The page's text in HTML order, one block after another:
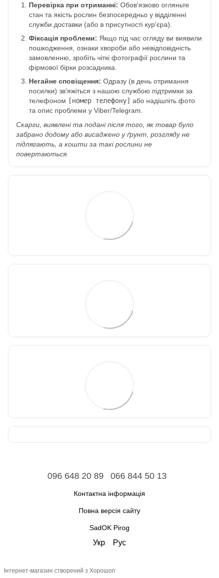
Перевірка при отриманні: Обов'язково огляньте
стан та якість рослин безпосередньо у відділенні
служби доставки (або в присутності кур'єра).
Фіксація проблеми: Якщо під час огляду ви виявили
пошкодження, ознаки хвороби або невідповідність
замовленню, зробіть чіткі фотографії рослини та
фірмової бірки розсадника.
Негайне сповіщення: Одразу (в день отримання
посилки) зв'яжіться з нашою службою підтримки за
телефоном [номер телефону] або надішліть фото
та опис проблеми у Viber/Telegram.
Скарги, виявлені та подані після того, як товар було
забрано додому або висаджено у ґрунт, розгляду не
підлягають, а кошти за такі рослини не
повертаються.
096 648 20 89 066 844 50 13
Контактна інформація
Повна версія сайту
SadOK Pirog
Укр Рус
Інтернет-магазин створений з Хорошоп